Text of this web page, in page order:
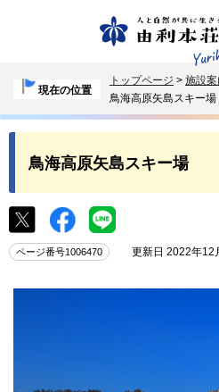
現在の位置
トップページ > 施設案
鳥海高原矢島スキー場
鳥海高原矢島スキー場
ページ番号1006470 更新日 2022年12